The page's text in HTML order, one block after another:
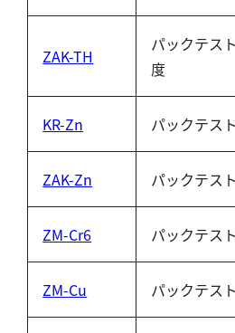
ZAK-TH
パックテス
度
KR-Zn パックテス
ZAK-Zn パックテス
ZM-Cr6 パックテス
ZM-Cu パックテス